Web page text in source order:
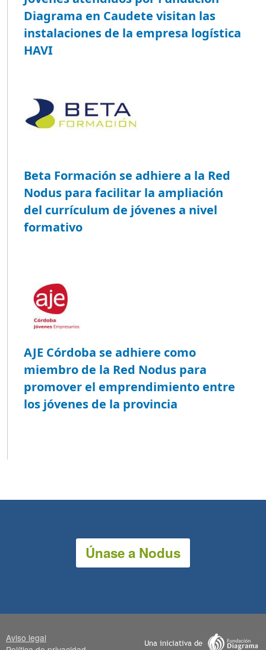
Diagrama en Caudete visitan las
instalaciones de la empresa logística
HAVI
Beta Formación se adhiere a la Red
Nodus para facilitar la ampliación
del currículum de jóvenes a nivel
formativo
AJE Córdoba se adhiere como
miembro de la Red Nodus para
promover el emprendimiento entre
los jóvenes de la provincia
Únase a Nodus
Aviso legal